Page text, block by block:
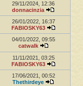
29/11/2024, 12:36
donnacinzia
26/01/2022, 16:37
FABIOSKY63
04/01/2022, 09:55
catwalk
11/11/2021, 03:25
FABIOSKY63
17/06/2021, 00:52
Thethirdeye